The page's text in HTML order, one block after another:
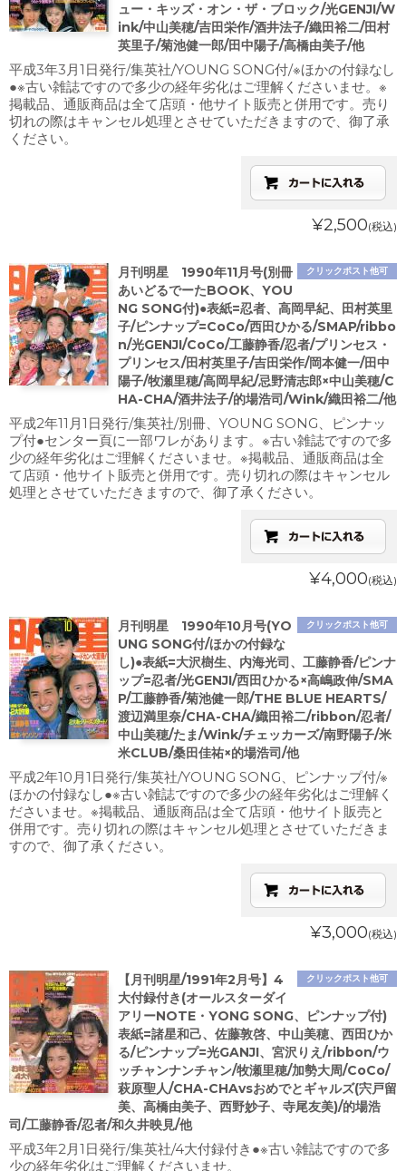
ュー・キッズ・オン・ザ・ブロック/光GENJI/W
ink/中山美穂/吉田栄作/酒井法子/織田裕二/田村
英里子/菊池健一郎/田中陽子/高橋由美子/他
平成3年3月1日発行/集英社/YOUNG SONG付/※ほかの付録なし
●※古い雑誌ですので多少の経年劣化はご理解くださいませ。※
掲載品、通販商品は全て店頭・他サイト販売と併用です。売り
切れの際はキャンセル処理とさせていただきますので、御了承
ください。
¥2,500(税込)
クリックポスト他可
月刊明星 1990年11月号(別冊
あいどるでーたBOOK、YOU
NG SONG付)●表紙=忍者、高岡早紀、田村英里
子/ピンナップ=CoCo/西田ひかる/SMAP/ribbo
n/光GENJI/CoCo/工藤静香/忍者/プリンセス・
プリンセス/田村英里子/吉田栄作/岡本健一/田中
陽子/牧瀬里穂/高岡早紀/忌野清志郎×中山美穂/C
HA-CHA/酒井法子/的場浩司/Wink/織田裕二/他
平成2年11月1日発行/集英社/別冊、YOUNG SONG、ピンナッ
プ付●センター頁に一部ワレがあります。※古い雑誌ですので多
少の経年劣化はご理解くださいませ。※掲載品、通販商品は全
て店頭・他サイト販売と併用です。売り切れの際はキャンセル
処理とさせていただきますので、御了承ください。
¥4,000(税込)
クリックポスト他可
月刊明星 1990年10月号(YO
UNG SONG付/ほかの付録な
し)●表紙=大沢樹生、内海光司、工藤静香/ピンナ
ップ=忍者/光GENJI/西田ひかる×高嶋政伸/SMA
P/工藤静香/菊池健一郎/THE BLUE HEARTS/
渡辺満里奈/CHA-CHA/織田裕二/ribbon/忍者/
中山美穂/たま/Wink/チェッカーズ/南野陽子/米
米CLUB/桑田佳祐×的場浩司/他
平成2年10月1日発行/集英社/YOUNG SONG、ピンナップ付/※
ほかの付録なし●※古い雑誌ですので多少の経年劣化はご理解く
ださいませ。※掲載品、通販商品は全て店頭・他サイト販売と
併用です。売り切れの際はキャンセル処理とさせていただきま
すので、御了承ください。
¥3,000(税込)
クリックポスト他可
【月刊明星/1991年2月号】4
大付録付き(オールスターダイ
アリーNOTE・YONG SONG、ピンナップ付)
表紙=諸星和己、佐藤敦啓、中山美穂、西田ひか
る/ピンナップ=光GANJI、宮沢りえ/ribbon/ウ
ッチャンナンチャン/牧瀬里穂/加勢大周/CoCo/
萩原聖人/CHA-CHAvsおめでとギャルズ(宍戸留
美、高橋由美子、西野妙子、寺尾友美)/的場浩
司/工藤静香/忍者/和久井映見/他
平成3年2月1日発行/集英社/4大付録付き●※古い雑誌ですので多
少の経年劣化はご理解くださいませ。